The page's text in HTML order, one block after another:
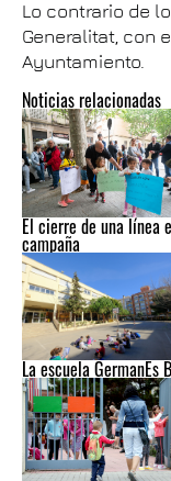
Noticias relacionadas
El cierre de una línea
campaña
La escuela GermanEs
Lo contrario de
Generalitat, con
Ayuntamiento.